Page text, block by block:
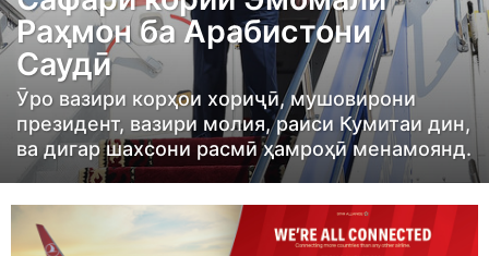
r
s
a
g
o
3
y
Раҳмон ба Арабистони
Саудӣ
Ӯро вазири корҳои хориҷӣ, мушовирони
президент, вазири молия, раиси Кумитаи дин,
ва дигар шахсони расмӣ ҳамроҳӣ менамоянд.